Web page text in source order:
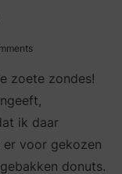
zoete zondes!
ik daar
voor gekozen
donuts.